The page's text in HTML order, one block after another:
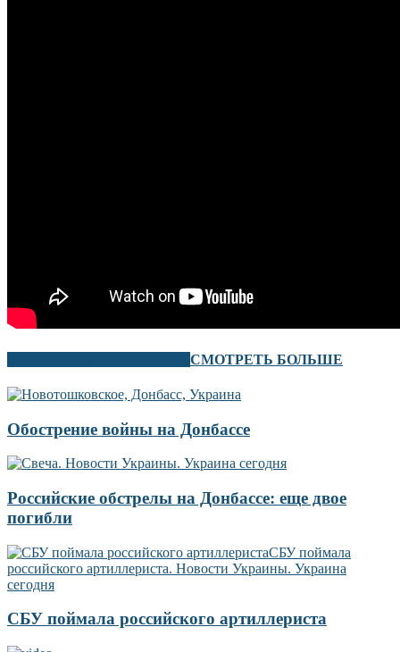
СМОТРЕТЬ БОЛЬШЕ
Обострение войны на Донбассе
Российские обстрелы на Донбассе: еще двое
погибли
СБУ поймала российского артиллериста